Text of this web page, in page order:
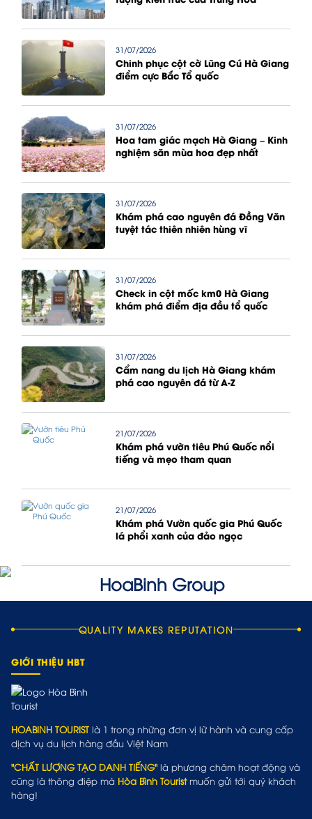
31/07/2026
Chinh phục cột cờ Lũng Cú Hà Giang
điểm cực Bắc Tổ quốc
31/07/2026
Hoa tam giác mạch Hà Giang – Kinh
nghiệm săn mùa hoa đẹp nhất
31/07/2026
Khám phá cao nguyên đá Đồng Văn
tuyệt tác thiên nhiên hùng vĩ
31/07/2026
Check in cột mốc km0 Hà Giang
khám phá điểm địa đầu tổ quốc
31/07/2026
Cẩm nang du lịch Hà Giang khám
phá cao nguyên đá từ A-Z
21/07/2026
Khám phá vườn tiêu Phú Quốc nổi
tiếng và mẹo tham quan
21/07/2026
Khám phá Vườn quốc gia Phú Quốc
lá phổi xanh của đảo ngọc
QUALITY MAKES REPUTATION
GIỚI THIỆU HBT
HOABINH TOURIST là 1 trong những đơn vị lữ hành và cung cấp
dịch vụ du lịch hàng đầu Việt Nam
"CHẤT LƯỢNG TẠO DANH TIẾNG" là phương châm hoạt động và
cũng là thông điệp mà Hòa Bình Touristmuốn gửi tới quý khách
hàng!